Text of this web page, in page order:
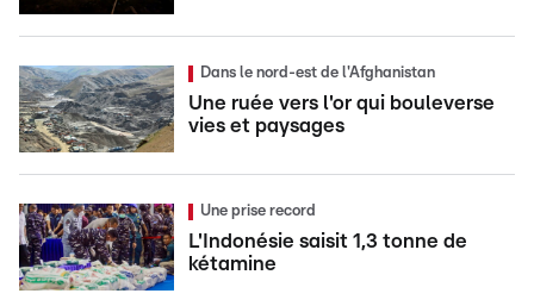
Dans le nord-est de l'Afghanistan
Une ruée vers l'or qui bouleverse
vies et paysages
Une prise record
L'Indonésie saisit 1,3 tonne de
kétamine